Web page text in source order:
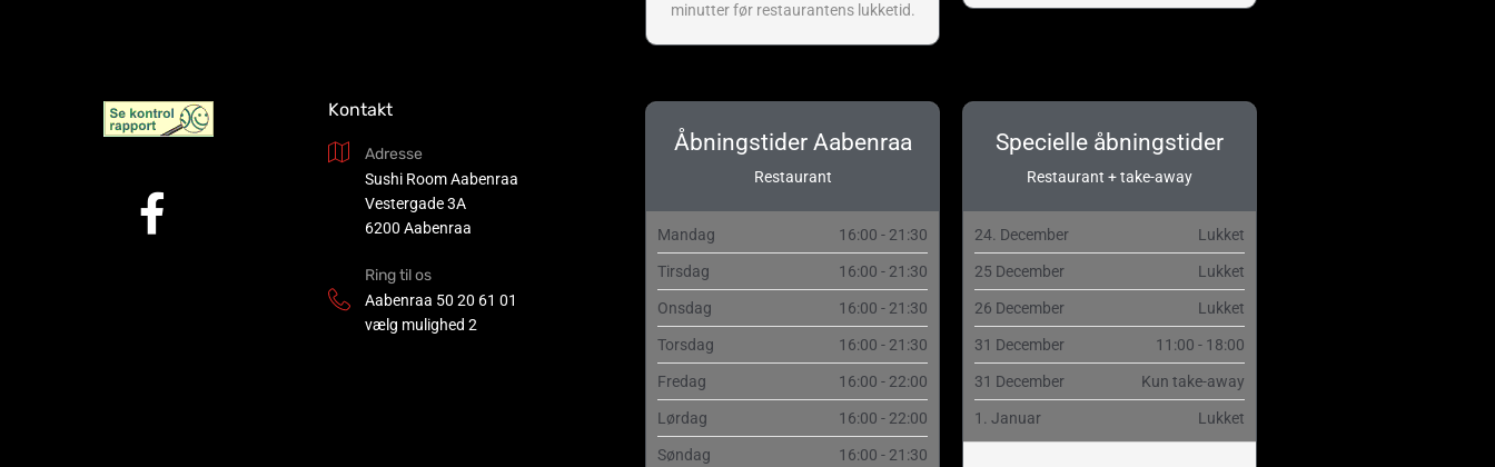
minutter før restaurantens lukketid.
Kontakt
Adresse
Sushi Room Aabenraa
Vestergade 3A
6200 Aabenraa
Ring til os
Aabenraa 50 20 61 01
vælg mulighed 2
Åbningstider Aabenraa
Restaurant
Mandag 16:00 - 21:30
Tirsdag 16:00 - 21:30
Onsdag 16:00 - 21:30
Torsdag 16:00 - 21:30
Fredag 16:00 - 22:00
Lørdag 16:00 - 22:00
Søndag 16:00 - 21:30
Specielle åbningstider
Restaurant + take-away
24. December Lukket
25 December Lukket
26 December Lukket
31 December 11:00 - 18:00
31 December Kun take-away
1. Januar Lukket